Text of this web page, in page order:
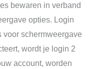
bewaren in verband
opties. Login
schermweergave
wordt je login 2
account, worden